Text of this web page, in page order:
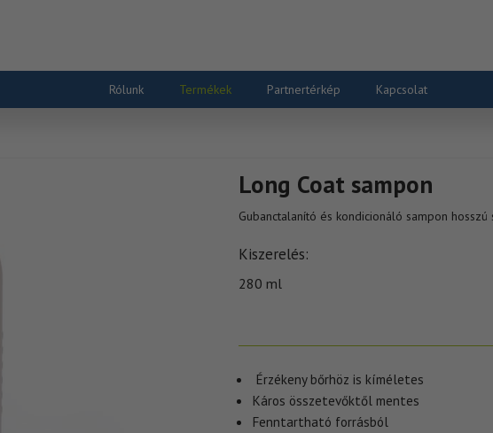
Rólunk Termékek Partnertérkép Kapcsolat
Long Coat sampon
Gubanctalanító és kondicionáló sampon
Kiszerelés
280 ml
Érzékeny bőrhöz is kíméletes
Káros összetevőktől mentes
Fenntartható forrásból